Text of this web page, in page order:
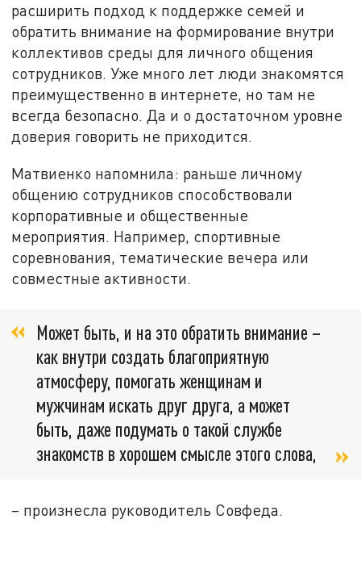
расширить подход к поддержке семей и
обратить внимание на формирование внутри
коллективов среды для личного общения
сотрудников. Уже много лет люди знакомятся
преимущественно в интернете, но там не
всегда безопасно. Да и о достаточном уровне
доверия говорить не приходится.
Матвиенко напомнила: раньше личному
общению сотрудников способствовали
корпоративные и общественные
мероприятия. Например, спортивные
соревнования, тематические вечера или
совместные активности.
Может быть, и на это обратить внимание –
как внутри создать благоприятную
атмосферу, помогать женщинам и
мужчинам искать друг друга, а может
быть, даже подумать о такой службе
знакомств в хорошем смысле этого слова,
– произнесла руководитель Совфеда.